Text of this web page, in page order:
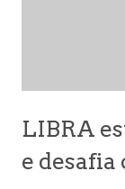
LIBRA
e desafia